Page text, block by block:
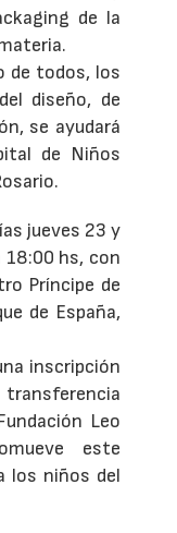
de la
de todos, los
diseño, de
se ayudará
de Niños
jueves 23 y
18:00 hs, con
Príncipe de
de España,
inscripción
Leo
este
los niños del